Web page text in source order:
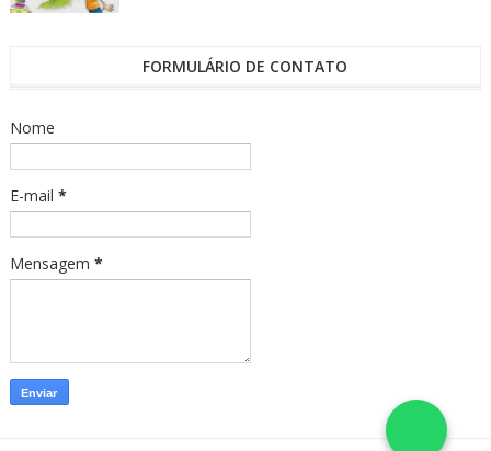
FORMULÁRIO DE CONTATO
Nome
E-mail *
Mensagem *